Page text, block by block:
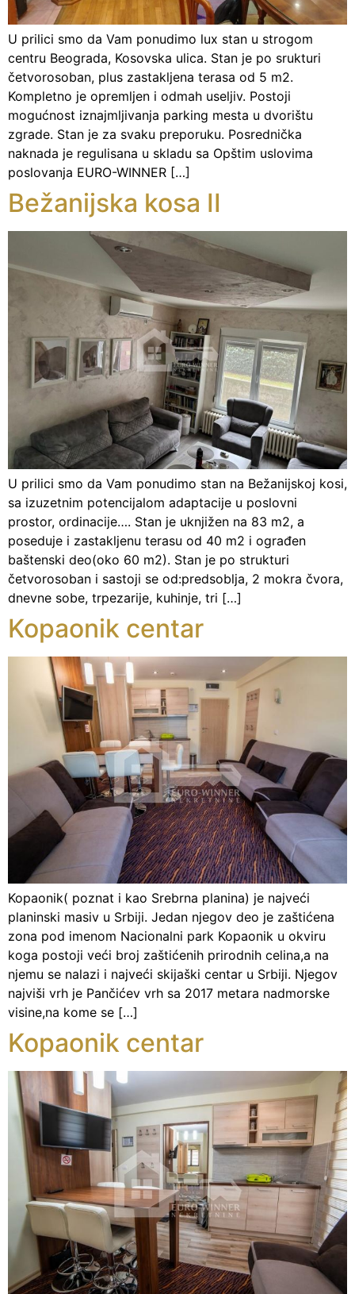
U prilici smo da Vam ponudimo lux stan u strogom
centru Beograda, Kosovska ulica. Stan je po srukturi
četvorosoban, plus zastakljena terasa od 5 m2.
Kompletno je opremljen i odmah useljiv. Postoji
mogućnost iznajmljivanja parking mesta u dvorištu
zgrade. Stan je za svaku preporuku. Posrednička
naknada je regulisana u skladu sa Opštim uslovima
poslovanja EURO-WINNER […]
Bežanijska kosa II
U prilici smo da Vam ponudimo stan na Bežanijskoj kosi,
sa izuzetnim potencijalom adaptacije u poslovni
prostor, ordinacije…. Stan je uknjižen na 83 m2, a
poseduje i zastakljenu terasu od 40 m2 i ograđen
baštenski deo(oko 60 m2). Stan je po strukturi
četvorosoban i sastoji se od:predsoblja, 2 mokra čvora,
dnevne sobe, trpezarije, kuhinje, tri […]
Kopaonik centar
Kopaonik( poznat i kao Srebrna planina) je najveći
planinski masiv u Srbiji. Jedan njegov deo je zaštićena
zona pod imenom Nacionalni park Kopaonik u okviru
koga postoji veći broj zaštićenih prirodnih celina,a na
njemu se nalazi i najveći skijaški centar u Srbiji. Njegov
najviši vrh je Pančićev vrh sa 2017 metara nadmorske
visine,na kome se […]
Kopaonik centar